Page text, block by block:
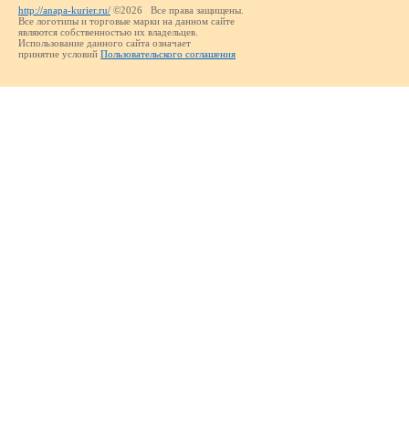
http://anapa-kurier.ru/ ©2026 Все права защищены.
Все логотипы и торговые марки на данном сайте
являются собственностью их владельцев.
Использование данного сайта означает
принятие условий Пользовательского соглашения